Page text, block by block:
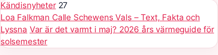
Kändisnyheter 27
Loa Falkman Calle Schewens Vals – Text, Fakta och
Lyssna Var är det varmt i maj? 2026 års värmeguide för
solsemester